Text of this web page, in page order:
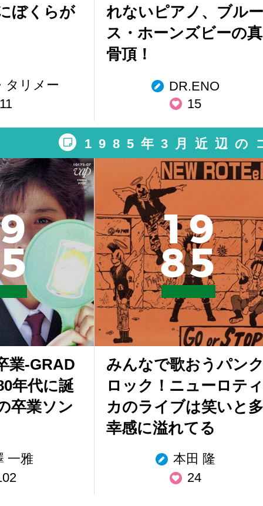
ぼくらが
タリメー
11
れないピアノ、ブルー
ス・ホーンズビーの真
骨頂！
DR.ENO
15
1985年3月近辺の
9
5
業-GRAD
年代に誕
卒業ソン
一雅
19
85
みんなで歌おうパン
ロック！ニューロティ
カのライブは笑いと多
幸感に溢れてる
本田 隆
24